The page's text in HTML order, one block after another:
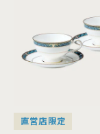
直営店限定